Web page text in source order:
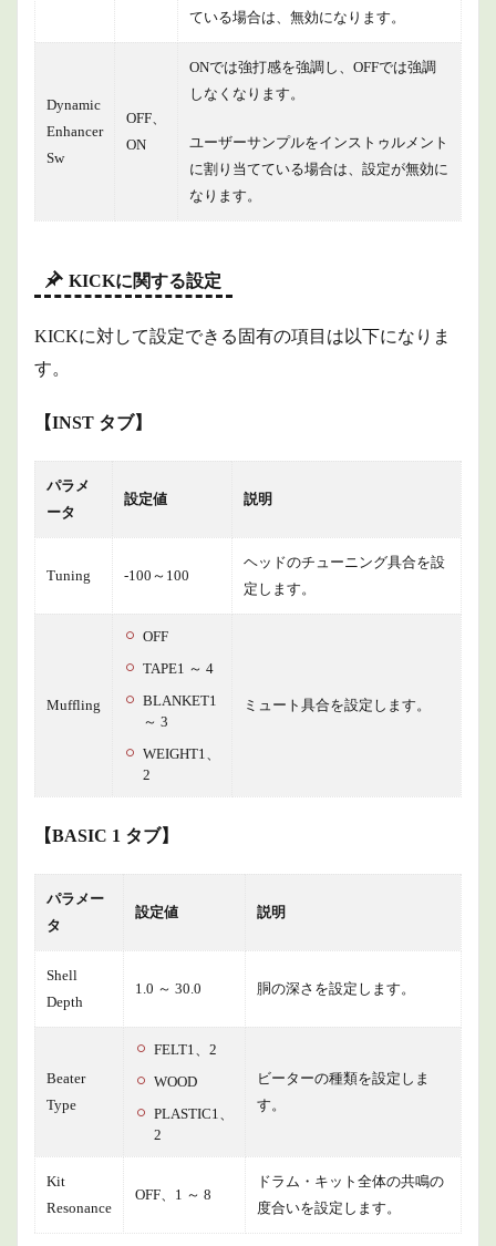
ている場合は、無効になります。
Dynamic
Enhancer
Sw
OFF、
ON
ONでは強打感を強調し、OFFでは強調
しなくなります。
ユーザーサンプルをインストゥルメント
に割り当てている場合は、設定が無効に
なります。
KICKに関する設定
KICKに対して設定できる固有の項目は以下になりま
す。
【INST タブ】
パラメ
ータ
設定値 説明
Tuning -100～100
ヘッドのチューニング具合を設
定します。
Muffling
OFF
TAPE1 ～ 4
BLANKET1
～ 3
WEIGHT1、
2
ミュート具合を設定します。
【BASIC 1 タブ】
パラメー
タ
設定値 説明
Shell
Depth
1.0 ～ 30.0 胴の深さを設定します。
Beater
Type
FELT1、2
WOOD
PLASTIC1、
2
ビーターの種類を設定しま
す。
Kit
Resonance
OFF、1 ～ 8
ドラム・キット全体の共鳴の
度合いを設定します。